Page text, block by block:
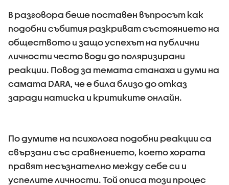
В разговора беше поставен въпросът как
подобни събития разкриват състоянието на
обществото и защо успехът на публични
личности често води до поляризирани
реакции. Повод за темата станаха и думи на
самата DARA, че е била близо до отказ
заради натиска и критиките онлайн.
По думите на психолога подобни реакции са
свързани със сравнението, което хората
правят несъзнателно между себе си и
успелите личности. Той описа този процес